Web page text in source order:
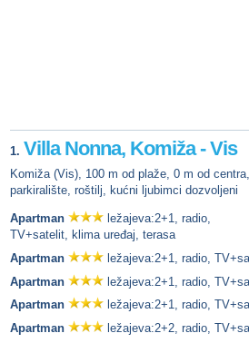
1. Villa Nonna, Komiža - Vis
Komiža (Vis), 100 m od plaže, 0 m od centra,
parkiralište, roštilj, kućni ljubimci dozvoljeni
Apartman
ležajeva:2+1, radio,
TV+satelit, klima uređaj, terasa
Apartman
ležajeva:2+1, radio,
Apartman
ležajeva:2+1, radio,
Apartman
ležajeva:2+1, radio,
Apartman
ležajeva:2+2, radio,